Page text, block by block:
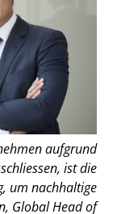
aufgrund
ist die
um nachhaltige
Global Head of